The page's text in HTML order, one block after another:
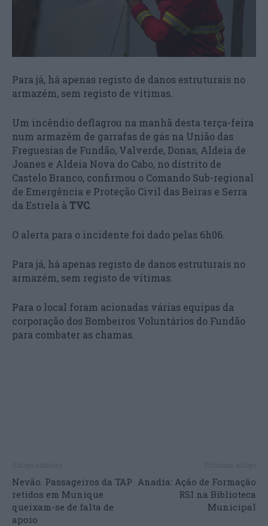
Para já, há apenas registo de danos estruturais no
armazém, sem registo de vítimas.
Um incêndio deflagrou na manhã desta terça-feira
num armazém de garrafas de gás na União das
Freguesias de Fundão, Valverde, Donas, Aldeia de
Joanes e Aldeia Nova do Cabo, no distrito de
Castelo Branco, confirmou o Comando Sub-regional
de Emergência e Proteção Civil das Beiras e Serra
da Estrela à TVC
O alerta para o incidente foi dado pelas 6h06.
Para já, há apenas registo de danos estruturais no
armazém, sem registo de vítimas.
Para o local foram acionadas várias equipas da
corporação dos Bombeiros Voluntários do Fundão
para combater as chamas.
Nevão. Passageiros da TAP
retidos em Munique
queixam-se de falta de
apoio
Anadia: Ação de Formação
RSI na Biblioteca
Municipal